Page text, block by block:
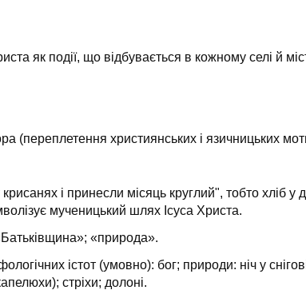
як події, що відбувається в кожному селі й
(переплетення християнських і язичницьких
і принесли місяць круглий", тобто хліб
мученицький шлях Ісуса Христа.
«природа».
істот (умовно): бог; природи: ніч у
стріхи; долоні.